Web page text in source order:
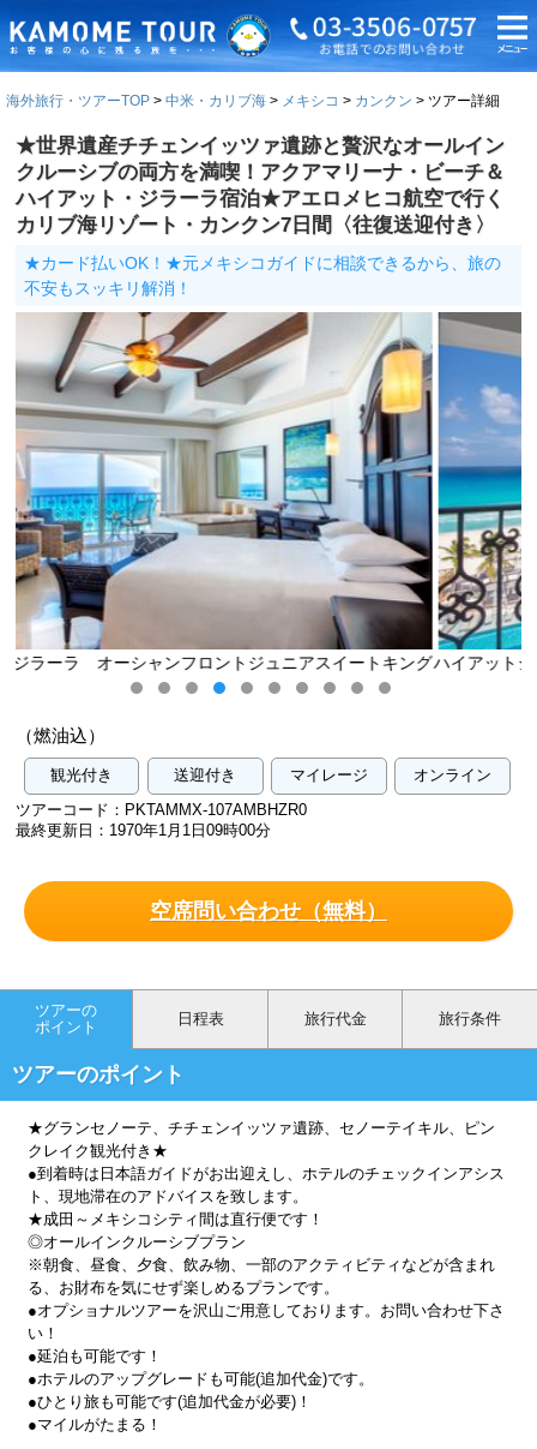
海外旅行・ツアーTOP 中米・カリブ海 メキシコ カンクン ツアー詳細
★世界遺産チチェンイッツァ遺跡と贅沢なオールイン
クルーシブの両方を満喫！アクアマリーナ・ビーチ＆
ハイアット・ジラーラ宿泊★アエロメヒコ航空で行く
カリブ海リゾート・カンクン7日間〈往復送迎付き〉
★カード払いOK！★元メキシコガイドに相談できるから、旅の
不安もスッキリ解消！
ートキングハイアットジラーラ オーシャンフロントジュニアスイ
客室（イメージ）
（燃油込）
観光付き 送迎付き マイレージ
オンライン
ツアーコード：PKTAMMX-107AMBHZR0
最終更新日：1970年1月1日09時00分
空席問い合わせ（無料）
ツアーの
ポイント
日程表 旅行代金 旅行条件
ツアーのポイント
★グランセノーテ、チチェンイッツァ遺跡、セノーテイキル、ピン
クレイク観光付き★
●到着時は日本語ガイドがお出迎えし、ホテルのチェックインアシス
ト、現地滞在のアドバイスを致します。
★成田～メキシコシティ間は直行便です！
◎オールインクルーシブプラン
※朝食、昼食、夕食、飲み物、一部のアクティビティなどが含まれ
る、お財布を気にせず楽しめるプランです。
●オプショナルツアーを沢山ご用意しております。お問い合わせ下さ
い！
●延泊も可能です！
●ホテルのアップグレードも可能(追加代金)です。
●ひとり旅も可能です(追加代金が必要)！
●マイルがたまる！